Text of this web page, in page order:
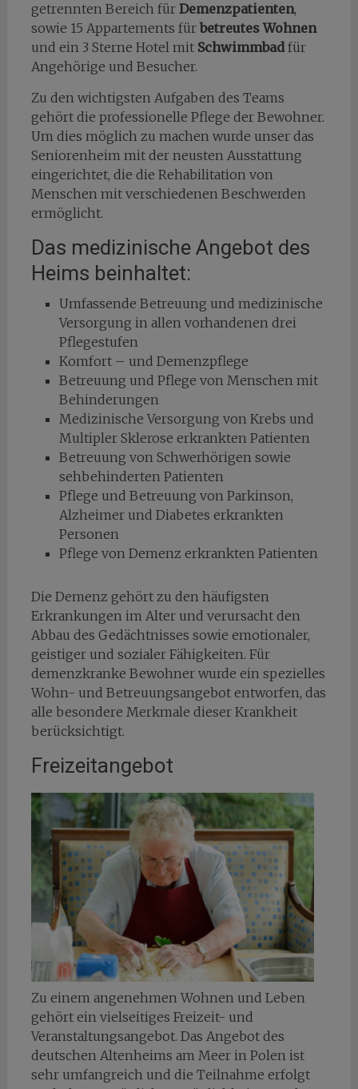
getrennten Bereich für Demenzpatienten,
sowie 15 Appartements fürbetreutes Wohnen
und ein 3 Sterne Hotel mit Schwimmbadfür
Angehörige und Besucher.
Zu den wichtigsten Aufgaben des Teams
gehört die professionelle Pflege der Bewohner.
Um dies möglich zu machen wurde unser das
Seniorenheim mit der neusten Ausstattung
eingerichtet, die die Rehabilitation von
Menschen mit verschiedenen Beschwerden
ermöglicht.
Das medizinische Angebot des
Heims beinhaltet:
Umfassende Betreuung und medizinische
Versorgung in allen vorhandenen drei
Pflegestufen
Komfort – und Demenzpflege
Betreuung und Pflege von Menschen mit
Behinderungen
Medizinische Versorgung von Krebs und
Multipler Sklerose erkrankten Patienten
Betreuung von Schwerhörigen sowie
sehbehinderten Patienten
Pflege und Betreuung von Parkinson,
Alzheimer und Diabetes erkrankten
Personen
Pflege von Demenz erkrankten Patienten
Die Demenz gehört zu den häufigsten
Erkrankungen im Alter und verursacht den
Abbau des Gedächtnisses sowie emotionaler,
geistiger und sozialer Fähigkeiten. Für
demenzkranke Bewohner wurde ein spezielles
Wohn- und Betreuungsangebot entworfen, das
alle besondere Merkmale dieser Krankheit
berücksichtigt.
Freizeitangebot
Zu einem angenehmen Wohnen und Leben
gehört ein vielseitiges Freizeit- und
Veranstaltungsangebot. Das Angebot des
deutschen Altenheims am Meer in Polen ist
sehr umfangreich und die Teilnahme erfolgt